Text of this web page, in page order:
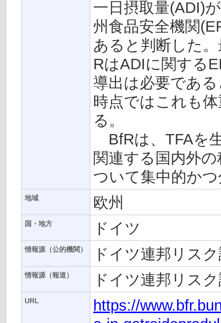
一日摂取量(ADI)
州食品安全機関
あると判断した
RはADIに関する
導出は必要であ
時点ではこれも
る。
BfRは、TFAを
関連する国内外
ついて集中的か
地域 欧州
国・地方 ドイツ
情報源（公的機関） ドイツ連邦リス
情報源（報道） ドイツ連邦リス
URL
https://